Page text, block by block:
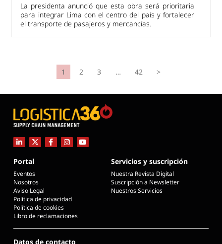
La presidenta anunció que esta obra será prioritaria
para integrar Lima con el centro del país y fortalecer
el transporte de pasajeros y mercancías.
1 2 3 … 42 >
Portal
Eventos
Nosotros
Aviso Legal
Política de privacidad
Política de cookies
Libro de reclamaciones
Servicios y suscripción
Nuestra Revista Digital
Suscripción a Newsletter
Nuestros Servicios
Datos de contacto